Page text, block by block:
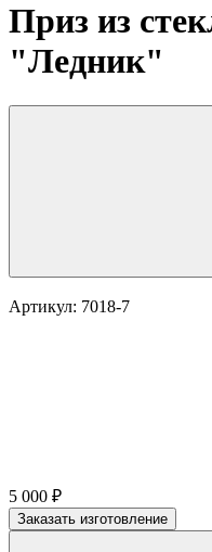
Приз из
"Ледник"
Артикул: 7018-7
5 000 ₽
Заказать изготовление